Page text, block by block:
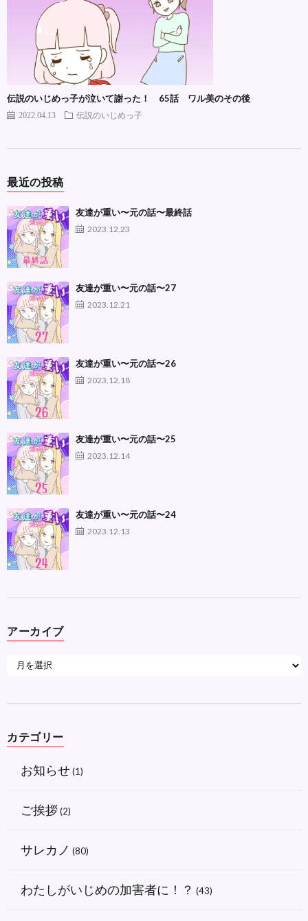
伝説のいじめっ子が泣いて謝った！ 65話 ワル美のその後
2022.04.13 伝説のいじめっ子
最近の投稿
友達が重い〜元の話〜最終話
2023.12.23
友達が重い〜元の話〜27
2023.12.21
友達が重い〜元の話〜26
2023.12.18
友達が重い〜元の話〜25
2023.12.14
友達が重い〜元の話〜24
2023.12.13
アーカイブ
カテゴリー
お知らせ(1)
ご挨拶(2)
サレカノ (80)
わたしがいじめの加害者に！？ (43)